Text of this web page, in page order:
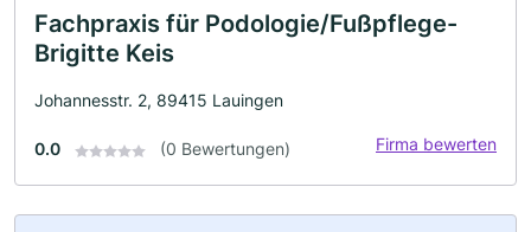
Fachpraxis für Podologie/Fußpflege-
Brigitte Keis
Johannesstr. 2, 89415 Lauingen
0.0 (0 Bewertungen) Firma bewerten